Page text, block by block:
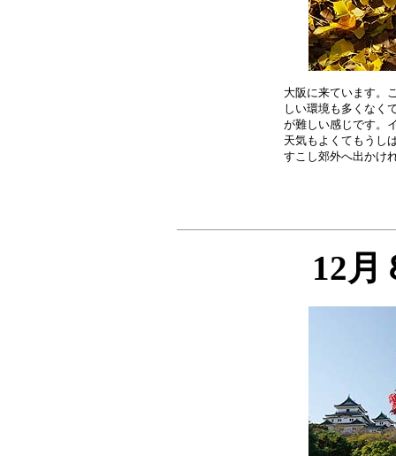
大阪に来ています。
しい環境も多くなく
が難しい感じです。
天気もよくてもうし
12月